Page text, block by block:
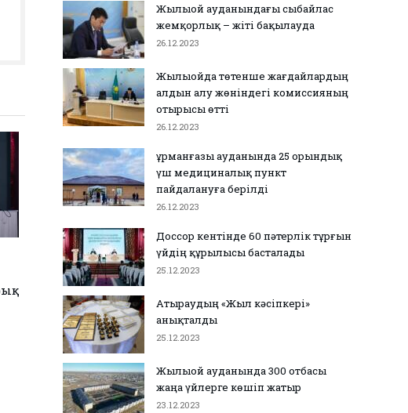
Жылыой ауданындағы сыбайлас
жемқорлық – жіті бақылауда
26.12.2023
Жылыойда төтенше жағдайлардың
алдын алу жөніндегі комиссияның
отырысы өтті
26.12.2023
Құрманғазы ауданында 25 орындық
үш медициналық пункт
пайдалануға берілді
26.12.2023
Доссор кентінде 60 пәтерлік тұрғын
үйдің құрылысы басталады
25.12.2023
Атыраудың «Жыл кәсіпкері»
анықталды
25.12.2023
Жылыой ауданында 300 отбасы
жаңа үйлерге көшіп жатыр
23.12.2023